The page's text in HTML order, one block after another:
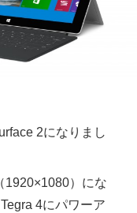
2になりまし
1920×1080）にな
4にパワーア